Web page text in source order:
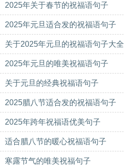
2025年关于春节的祝福语句子
2025年元旦适合发的祝福语句子
关于2025年元旦的祝福语句子大全
2025年元旦的唯美祝福语句子
关于元旦的经典祝福语句子
2025腊八节适合发的祝福语句子
2025年跨年祝福语优美句子
适合腊八节的暖心祝福语句子
寒露节气的唯美祝福句子